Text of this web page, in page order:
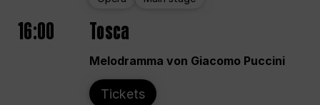
16:00 Tosca
Melodramma von Giacomo Puccini
Tickets